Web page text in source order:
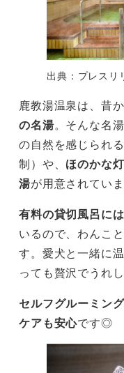
出典：プレスリ
鹿教湯温泉は、昔
の名湯。そんな名
の自然を感じられる
制）や、 ほのかな
湯が用意されていま
有料の貸切風呂に
いるので、わんこ
す。愛犬と一緒に
っても贅沢でうれ
セルフグルーミン
ケアも安心です◎